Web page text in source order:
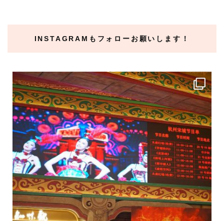
INSTAGRAMもフォローお願いします！